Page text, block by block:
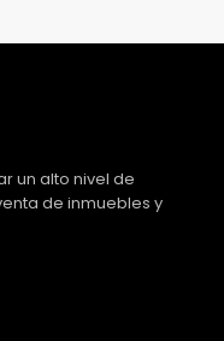
un alto nivel de
de inmuebles y